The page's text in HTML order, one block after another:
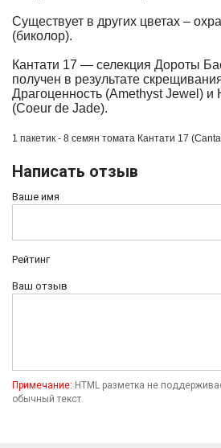
Существует в других цветах –
(биколор).
Кантати 17 — селекция Дороты
получен в результате
Драгоценность (Amethyst Jewel)
(Coeur de Jade).
1 пакетик - 8 семян томата Кантати 17
Написать отзыв
Ваше имя
Рейтинг
Ваш отзыв
Примечание: HTML разметка не
обычный текст.